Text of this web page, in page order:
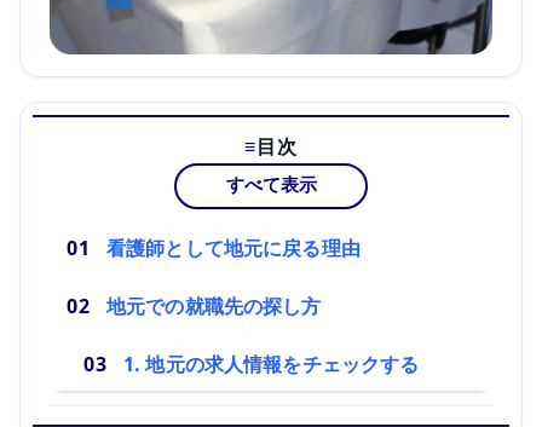
目次
すべて表示
看護師として地元に戻る理由
地元での就職先の探し方
1. 地元の求人情報をチェックする